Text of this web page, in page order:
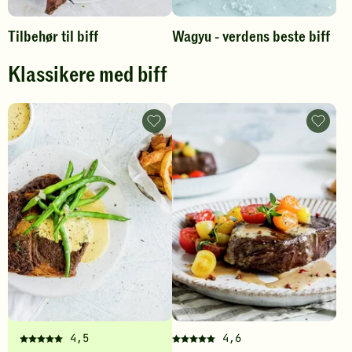
Tilbehør til biff Wagyu - verdens beste biff
Klassikere med biff
4,5
Denne
Biff
med
béarnaisesaus
-
legg
til
favoritter
4,6
Denne
-
legg
til